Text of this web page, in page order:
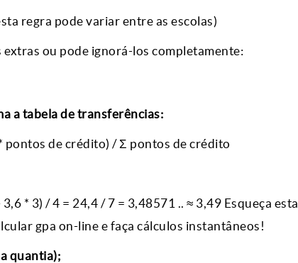
regra pode variar entre as escolas)
ou pode ignorá-los completamente:
a tabela de transferências:
pontos de crédito) / Σ pontos de crédito
* 3) / 4 = 24,4 / 7 = 3,48571 .. ≈ 3,49 Esqueça esta
gpa on-line e faça cálculos instantâneos!
quantia);